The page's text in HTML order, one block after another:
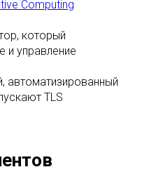
Computing
который
и управление
автоматизированный
TLS